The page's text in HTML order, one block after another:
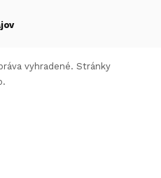
vyhradené. Stránky